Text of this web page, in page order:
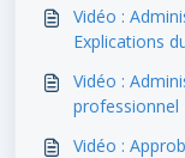
Vidéo :
Explications
Vidéo :
professionnel
Vidéo :